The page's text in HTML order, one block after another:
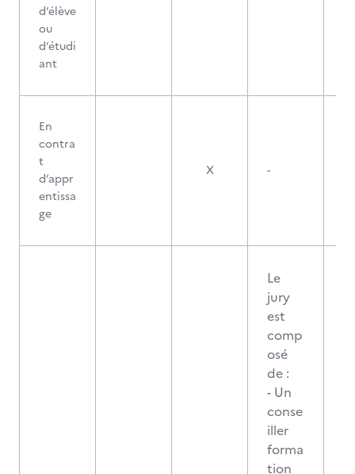
d’élève
ou
d’étudi
ant
En
contra
t
d’appr
entissa
ge
X -
Le
jury
est
comp
osé
de :
- Un
conse
iller
forma
tion